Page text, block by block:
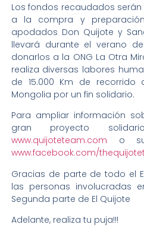
Los fondos recaudados
a la compra y
apodados Don Quijote y
llevará durante el verano
donarlos a la ONG La Otra
realiza diversas labores
de 15.000 Km de recorrido
Mongolia por un fin solidario.
Para ampliar información
gran proyecto
www.quijoteteam.com o su
www.facebook.com/
Gracias de parte de todo el
las personas involucradas
Segunda parte de El Quijote
Adelante, realiza tu puja!!!